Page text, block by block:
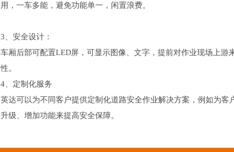
用，一车多能，避免功能单一，闲置浪费。
3、安全设计：
车厢后部可配置LED屏，可显示图像、文字，提前对作业现场上游
性。
4、定制化服务
英达可以为不同客户提供定制化道路安全作业解决方案，例如为客
升级、增加功能来提高安全保障。